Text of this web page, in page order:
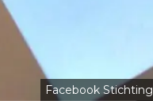
Facebook